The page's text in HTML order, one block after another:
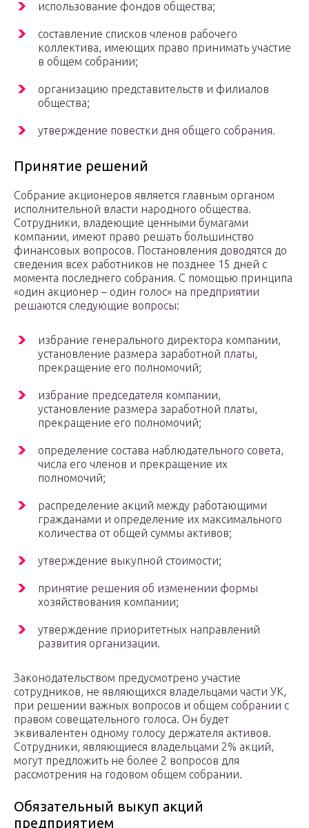
использование фондов общества;
составление списков членов рабочего
коллектива, имеющих право принимать участие
в общем собрании;
организацию представительств и филиалов
общества;
утверждение повестки дня общего собрания.
Принятие решений
Собрание акционеров является главным органом
исполнительной власти народного общества.
Сотрудники, владеющие ценными бумагами
компании, имеют право решать большинство
финансовых вопросов. Постановления доводятся до
сведения всех работников не позднее 15 дней с
момента последнего собрания. С помощью принципа
«один акционер – один голос» на предприятии
решаются следующие вопросы:
избрание генерального директора компании,
установление размера заработной платы,
прекращение его полномочий;
избрание председателя компании,
установление размера заработной платы,
прекращение его полномочий;
определение состава наблюдательного совета,
числа его членов и прекращение их
полномочий;
распределение акций между работающими
гражданами и определение их максимального
количества от общей суммы активов;
утверждение выкупной стоимости;
принятие решения об изменении формы
хозяйствования компании;
утверждение приоритетных направлений
развития организации.
Законодательством предусмотрено участие
сотрудников, не являющихся владельцами части УК,
при решении важных вопросов и общем собрании с
правом совещательного голоса. Он будет
эквивалентен одному голосу держателя активов.
Сотрудники, являющиеся владельцами 2% акций,
могут предложить не более 2 вопросов для
рассмотрения на годовом общем собрании.
Обязательный выкуп акций
предприятием